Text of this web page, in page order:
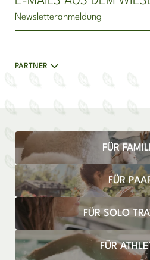
Newsletteranmeldung
PARTNER
FÜR
FÜR
FÜR SOLO
FÜR